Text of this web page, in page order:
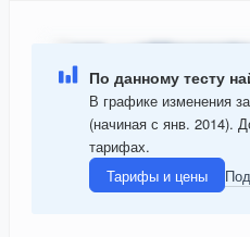
По данному тесту
В графике изменения
(начиная с янв. 2014).
тарифах.
Тарифы и цены